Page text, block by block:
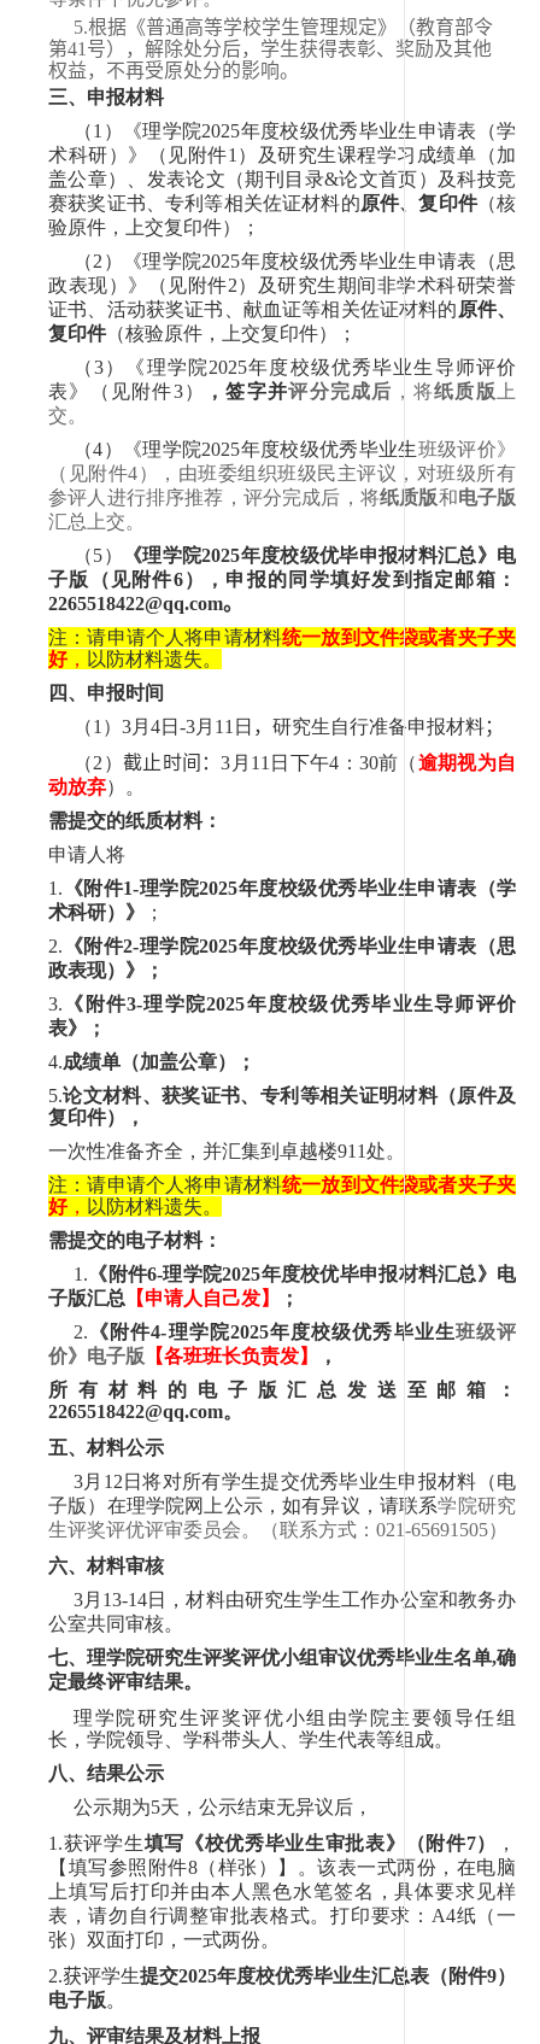
5.根据《普通高等学校学生管理规定》（教育部令
第41 号），解除处分后，学生获得表彰、奖励及其他
权益，不再受原处分的影响。
三、申报材料
（1 ）《理学院2025年度校级优秀毕业生申请表（学
术科研）》（见附件1 ）及研究生课程学习成绩单 （加
盖公章） 、发表论文（期刊目录&论文首页）及科技竞
赛获奖证书、专利等相关佐证材料的原件、复印件（核
验原件，上交复印件）；
（2 ）《理学院2025年度校级优秀毕业生申请表（思
政表现）》（见附件2）及研究生期间非学术科研荣誉
证书、活动获奖证书、献血证等相关佐证材料的 原件、
复印件（核验原件，上交复印件）；
（3）《理学院2025年度校级优秀毕业生导师评价
表》（见附件3） ，签字并评分完成后 ，将纸质版 上
交。
（4）《理学院2025年度校级优秀毕业生班级评价》
（见附件4），由班委组织班级民主评议，对班级所有
参评人进行排序推荐，评分完成后，将纸质版和电子版
汇总上交。
（5） 《理学院2025年度校级优毕申报材料汇总》电
子版（见附件6），申报的同学填好发到指定邮箱：
2265518422@qq.com。
注：请申请个人将申请材料统一放到文件袋或者夹子夹
好 ， 以防材料遗失。
四、申报时间
（1 ） 3月 4日 -3月 11 日 ， 研究生自行准备申报材料；
（2 ） 截止时间： 3 月 11 日下午4 ： 30前（逾期视为自
动放弃）。
需提交的纸质材料：
申请人将
1. 《附件1-理学院2025年度校级优秀毕业生申请表（学
术科研）》
；
2. 《附件2-理学院2025年度校级优秀毕业生申请表（思
政表现）》
；
3. 《附件3-理学院2025年度校级优秀毕业生导师评价
表》
；
4.成绩单（加盖公章）
；
5.论文材料、获奖证书、专利等相关证明材料（原件及
复印件），
一次性准备齐全，并汇集到卓越楼911处。
注：请申请个人将申请材料统一放到文件袋或者夹子夹
好 ， 以防材料遗失。
需提交的电子材料：
1. 《附件6-理学院2025年度校优毕申报材料汇总》电
子版汇总 【申请人自己发】
；
2. 《附件4-理学院2025年度校级优秀毕业生班级评
价》 电子版 【各班班长负责发】
，
所有材料的电子版汇总发送至邮箱：
2265518422@qq.com。
五、材料公示
3月 12 日将对所有学生提交优秀毕业生申报材料（电
子版）在理学院网上公示，如有异议，请联系学院研究
生评奖评优评审委员会。（联系方式： 021-65691505）
六、材料审核
3月 13-14日，材料由研究生学生工作办公室和教务办
公室共同审核。
七、理学院研究生评奖评优小组审议优秀毕业生名单,确
定最终评审结果。
理学院研究生评奖评优小组由学院主要领导任组
长，学院领导、学科带头人、学生代表等组成。
八、结果公示
公示期为5天，公示结束无异议后，
1.获评学生填写《校优秀毕业生审批表》（附件7）
，
【填写参照附件8（样张）】。该表一式两份，在电脑
上填写后打印并由本人黑色水笔签名，具体要求见样
表，请勿自行调整审批表格式。打印要求： A4纸（一
张）双面打印，一式两份。
2.获评学生提交2025年度校优秀毕业生汇总表（附件9）
电子版。
九、评审结果及材料上报